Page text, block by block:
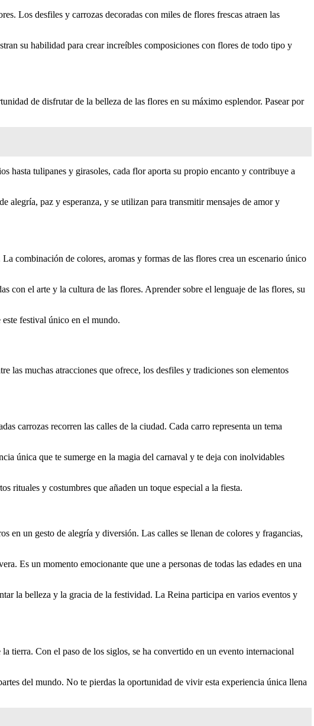
Los desfiles y carrozas decoradas con miles de flores frescas atraen las
su habilidad para crear increíbles composiciones con flores de todo tipo y
de disfrutar de la belleza de las flores en su máximo esplendor. Pasear por
hasta tulipanes y girasoles, cada flor aporta su propio encanto y contribuye a
alegría, paz y esperanza, y se utilizan para transmitir mensajes de amor y
combinación de colores, aromas y formas de las flores crea un escenario único
con el arte y la cultura de las flores. Aprender sobre el lenguaje de las flores, su
festival único en el mundo.
las muchas atracciones que ofrece, los desfiles y tradiciones son elementos
carrozas recorren las calles de la ciudad. Cada carro representa un tema
única que te sumerge en la magia del carnaval y te deja con inolvidables
rituales y costumbres que añaden un toque especial a la fiesta.
en un gesto de alegría y diversión. Las calles se llenan de colores y fragancias,
Es un momento emocionante que une a personas de todas las edades en una
la belleza y la gracia de la festividad. La Reina participa en varios eventos y
tierra. Con el paso de los siglos, se ha convertido en un evento internacional
del mundo. No te pierdas la oportunidad de vivir esta experiencia única llena